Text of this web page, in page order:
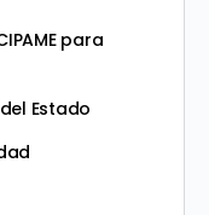
para
Estado